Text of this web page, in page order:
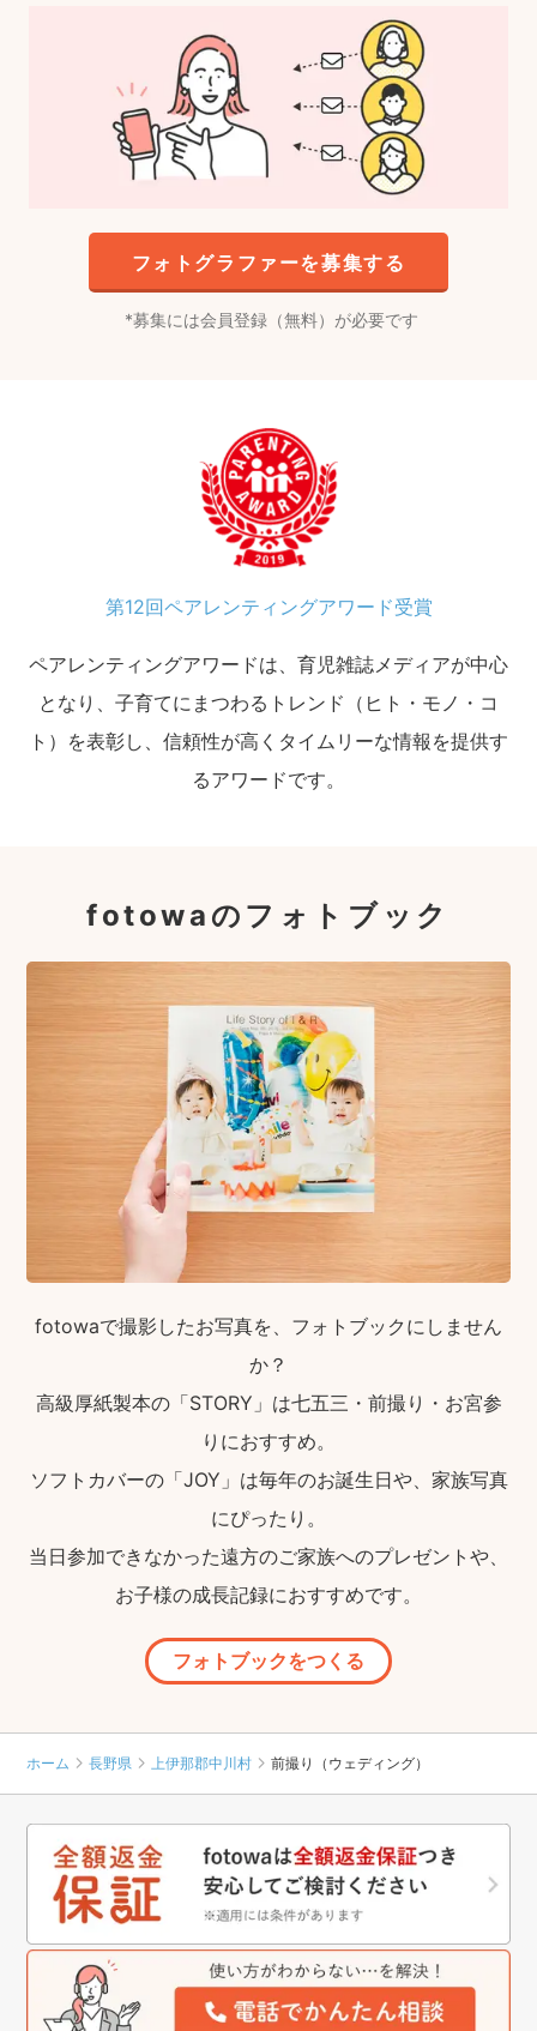
フォトグラファーを募集する
募集には会員登録（無料）が必要です
第12回ペアレンティングアワード受賞
ペアレンティングアワードは、育児雑誌メディアが中心
となり、子育てにまつわるトレンド（ヒト・モノ・コ
ト）を表彰し、信頼性が高くタイムリーな情報を提供す
るアワードです。
fotowaのフォトブック
fotowaで撮影したお写真を、フォトブックにしません
か？
高級厚紙製本の「STORY」は七五三・前撮り・お宮参
りにおすすめ。
ソフトカバーの「JOY」は毎年のお誕生日や、家族写真
にぴったり。
当日参加できなかった遠方のご家族へのプレゼントや、
お子様の成長記録におすすめです。
フォトブックをつくる
ホーム 長野県 上伊那郡中川村 前撮り（ウェディング）